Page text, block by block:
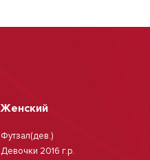
Женский
Футзал(дев.)
Девочки 2016 г.р.